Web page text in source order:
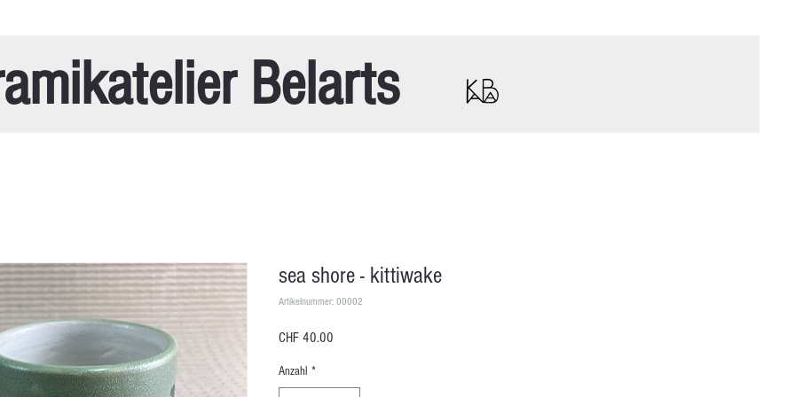
Belarts
sea shore - kittiwake
Artikelnummer: 00002
CHF 40.00
Anzahl *